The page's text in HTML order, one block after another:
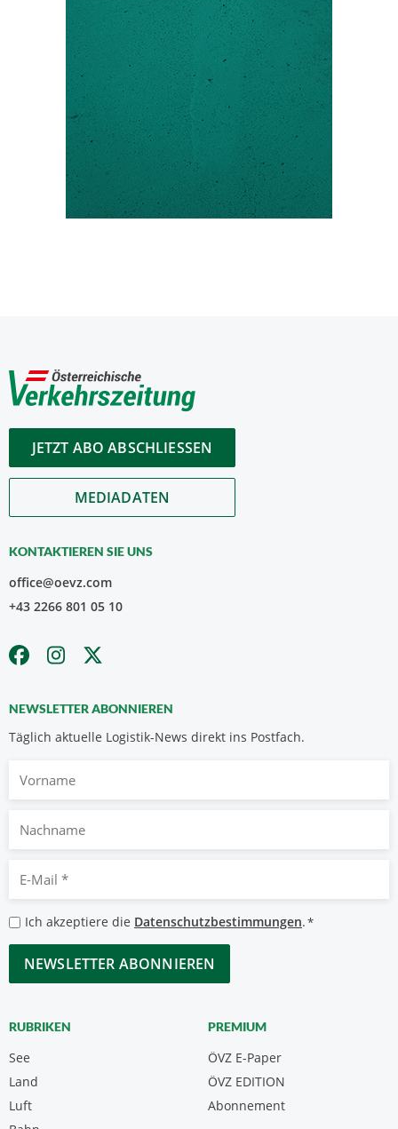
JETZT ABO ABSCHLIESSEN
MEDIADATEN
KONTAKTIEREN SIE UNS
office@oevz.com
+43 2266 801 05 10
NEWSLETTER ABONNIEREN
Täglich aktuelle Logistik-News direkt ins Postfach.
Nachname
Mail
*
Datenschutzbestimmungen
*
Ich akzeptiere die Datenschutzbestimmungen.*
CAPTCHA
RUBRIKEN
See
Land
Luft
PREMIUM
ÖVZ E-Paper
Abonnement
ÖVZ EDITION